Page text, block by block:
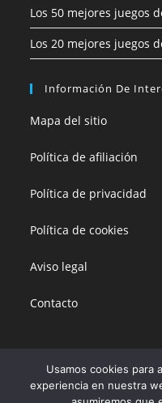
Los 50 mejores juegos
Los 20 mejores juegos
Información De
Mapa del sitio
Política de afiliación
Política de privacidad
Política de cookies
Aviso legal
Contacto
Esta página no vende
Usamos cookies para
experiencia en nuestra